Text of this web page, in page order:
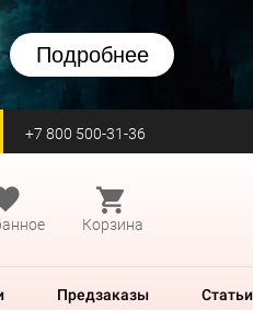
Подробнее
+7 800 500-31-36
Корзина
Предзаказы Статьи